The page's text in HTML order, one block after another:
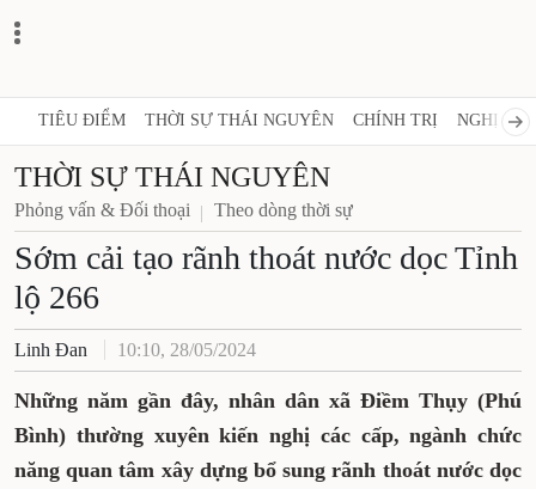
TIÊU ĐIỂM THỜI SỰ THÁI NGUYÊN CHÍNH TRỊ NGHỊ
THỜI SỰ THÁI NGUYÊN
Phỏng vấn & Đối thoại Theo dòng thời sự
Sớm cải tạo rãnh thoát nước
dọc Tỉnh lộ 266
Linh Đan 10:10, 28/05/2024
Những năm gần đây, nhân dân xã Điềm
Thụy (Phú Bình) thường xuyên kiến nghị
các cấp, ngành chức năng quan tâm xây